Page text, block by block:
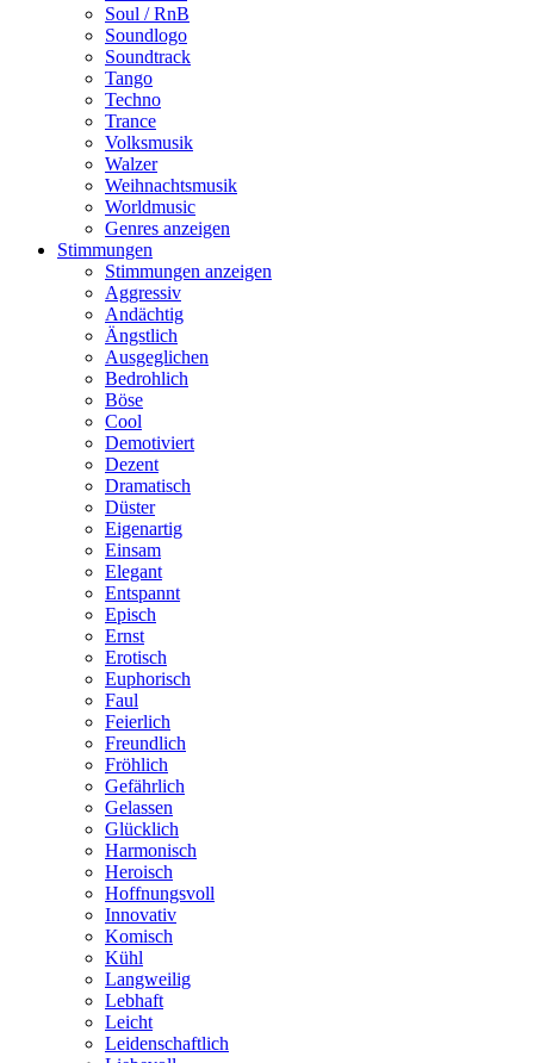
Soul / RnB
Soundlogo
Soundtrack
Tango
Techno
Trance
Volksmusik
Walzer
Weihnachtsmusik
Worldmusic
Genres anzeigen
Stimmungen
Stimmungen anzeigen
Aggressiv
Andächtig
Ängstlich
Ausgeglichen
Bedrohlich
Böse
Cool
Demotiviert
Dezent
Dramatisch
Düster
Eigenartig
Einsam
Elegant
Entspannt
Episch
Ernst
Erotisch
Euphorisch
Faul
Feierlich
Freundlich
Fröhlich
Gefährlich
Gelassen
Glücklich
Harmonisch
Heroisch
Hoffnungsvoll
Innovativ
Komisch
Kühl
Langweilig
Lebhaft
Leicht
Leidenschaftlich